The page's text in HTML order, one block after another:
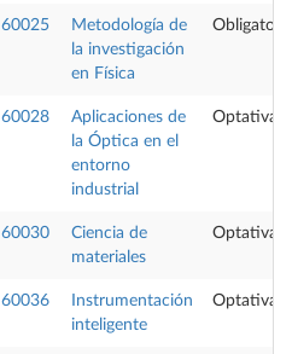
60025
Metodología de
la investigación
en Física
Obligatoria
60028
Aplicaciones de
la Óptica en el
entorno
industrial
Optativa
60030
Ciencia de
materiales
Optativa
60036
Instrumentación
inteligente
Optativa